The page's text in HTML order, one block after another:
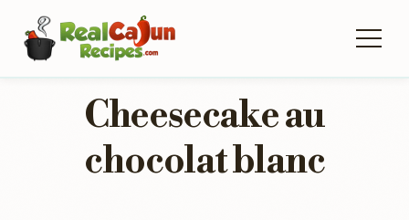
Cheesecake au
chocolat blanc